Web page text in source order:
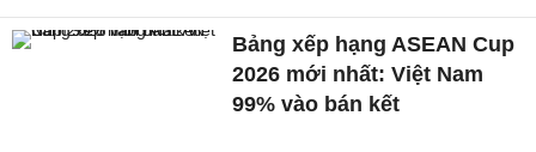
Bảng xếp hạng ASEAN Cup
2026 mới nhất: Việt Nam
99% vào bán kết